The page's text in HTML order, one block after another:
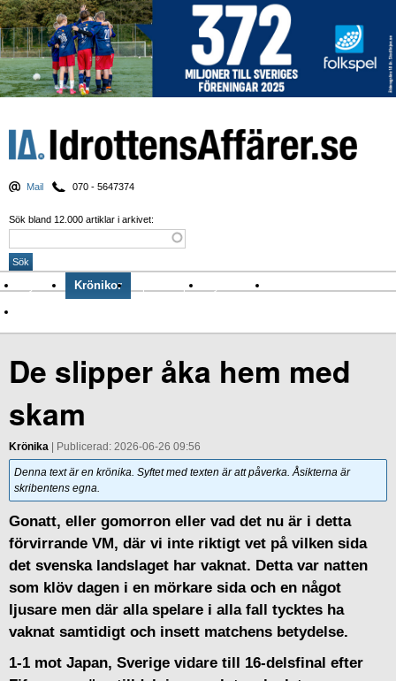
Mail 070 - 5647374
Sök bland 12.000 artiklar i arkivet:
Nyheter Krönikor Sport & spel Nyhetsbrev
De slipper åka hem med
skam
Krönika | Publicerad: 2026-06-26 09:56
Denna text är en krönika. Syftet med texten är att påverka. Åsikterna är
skribentens egna.
Gonatt, eller gomorron eller vad det nu är i detta
förvirrande VM, där vi inte riktigt vet på vilken sida
det svenska landslaget har vaknat. Detta var natten
som klöv dagen i en mörkare sida och en något
ljusare men där alla spelare i alla fall tycktes ha
vaknat samtidigt och insett matchens betydelse.
1-1 mot Japan, Sverige vidare till 16-delsfinal efter